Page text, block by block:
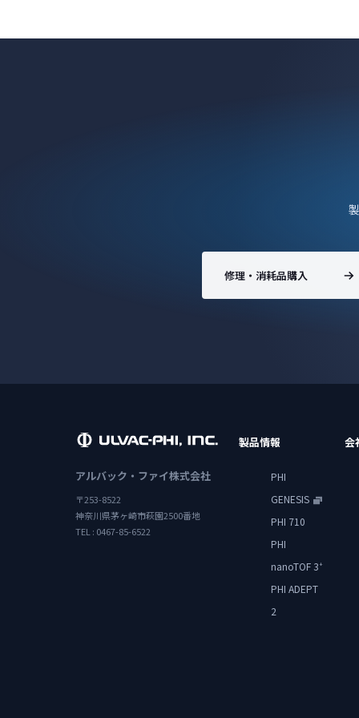
修理・消耗品購入
アルバック・ファイ株式会社
〒253-8522
神奈川県茅ヶ崎市萩園2500番地
TEL : 0467-85-6522
製品情報
PHI
GENESIS
PHI 710
PHI
nanoTOF 3+
PHI ADEPT
2
会